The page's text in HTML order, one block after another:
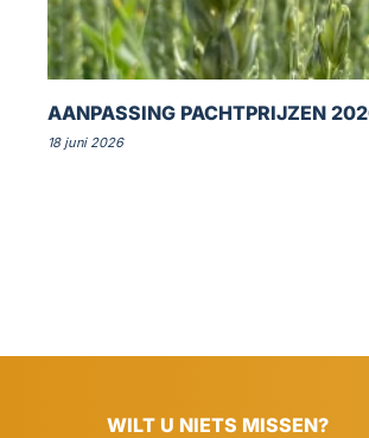
AANPASSING PACHTPRIJZEN
18 juni 2026
WILT U NIETS MISSEN?